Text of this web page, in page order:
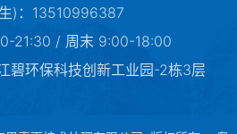
)：13510996387
21:30 / 周末 9:00-18:00
碧环保科技创新工业园-2栋3层